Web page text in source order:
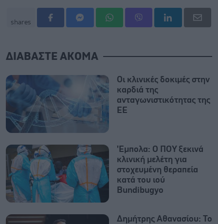
shares
ΔΙΑΒΑΣΤΕ ΑΚΟΜΑ
Oι κλινικές δοκιμές στην
καρδιά της
ανταγωνιστικότητας της
ΕΕ
'Εμπολα: Ο ΠΟΥ ξεκινά
κλινική μελέτη για
στοχευμένη θεραπεία
κατά του ιού
Bundibugyo
Δημήτρης Αθανασίου: To